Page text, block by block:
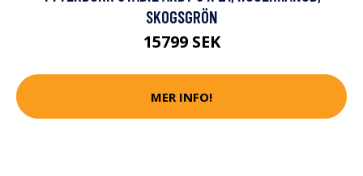
SKOGSGRÖN
15799 SEK
MER INFO!